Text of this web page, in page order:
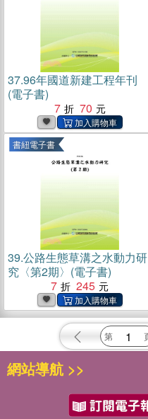
37.96年國道新建工程年刊
(電子書)
7
70
書紐電子書
39.公路生態草溝之水動力研
究〈第2期〉(電子書)
7
245
網站導航 >>